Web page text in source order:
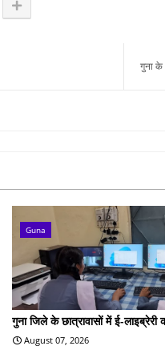
गुना के
Guna
गुना जिले के छात्रावासों में ई-लाइब्रेरी
August 07, 2026